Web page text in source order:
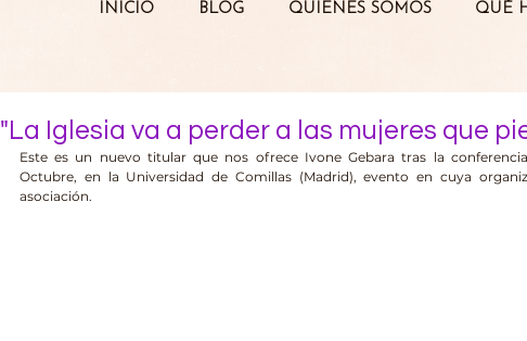
"La Iglesia va a perder a las mujeres que
Este es un nuevo titular que nos ofrece Ivone Gebara tras la
Octubre, en la Universidad de Comillas (Madrid), evento en cuya
asociación.
INICIO BLOG QUIENES SOMOS QUÉ